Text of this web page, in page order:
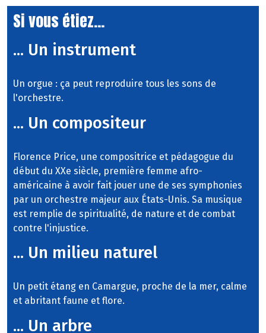
Si vous étiez...
... Un instrument
Un orgue : ça peut reproduire tous les sons de
l'orchestre.
... Un compositeur
Florence Price, une compositrice et pédagogue du
début du XXe siècle, première femme afro-
américaine à avoir fait jouer une de ses symphonies
par un orchestre majeur aux États-Unis. Sa musique
est remplie de spiritualité, de nature et de combat
contre l'injustice.
... Un milieu naturel
Un petit étang en Camargue, proche de la mer, calme
et abritant faune et flore.
... Un arbre